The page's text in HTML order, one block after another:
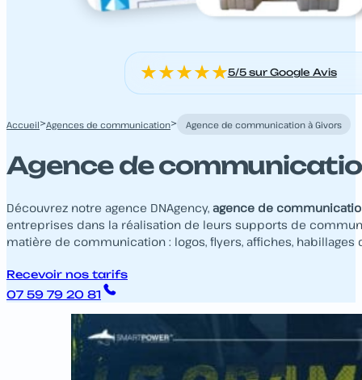
Agence de
Accueil>Agences de communication> Agence de communication à Givors
Découvrez notre agence DNAgency, agence de
entreprises dans la réalisation de leurs supports de
matière de communication : logos, flyers, affiches,
Recevoir nos tarifs
07 59 79 20 81
5/5 sur Google Avis